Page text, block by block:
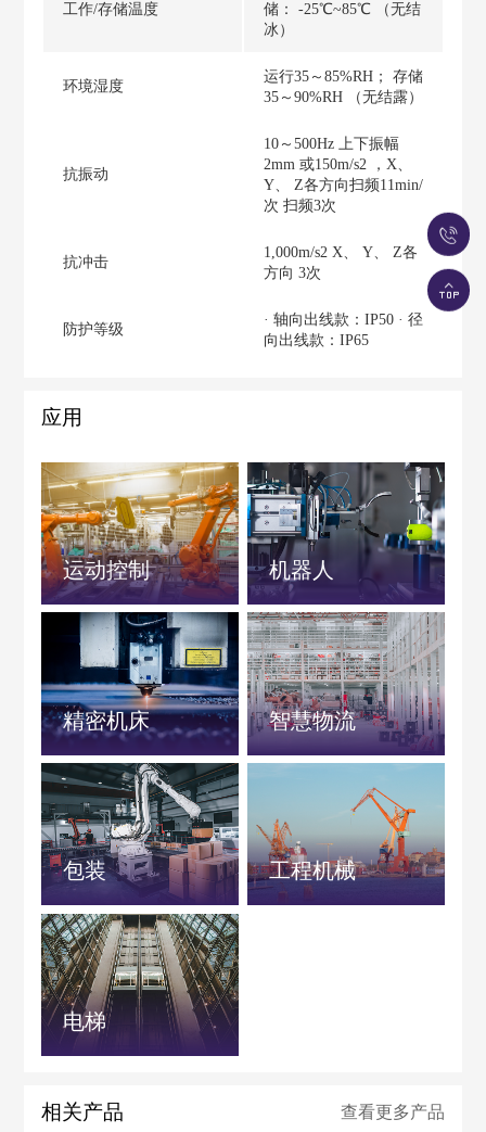
工作/存储温度
储： -25℃~85℃ （无结
冰）
环境湿度
运行35～85%RH； 存储
35～90%RH （无结露）
抗振动
10～500Hz 上下振幅
2mm 或150m/s2 ，X、
Y、 Z各方向扫频11min/
次 扫频3次
抗冲击
1,000m/s2 X、 Y、 Z各
方向 3次
防护等级
· 轴向出线款：IP50 · 径
向出线款：IP65
应用
运动控制 机器人
精密机床 智慧物流
包装 工程机械
电梯
相关产品 查看更多产品